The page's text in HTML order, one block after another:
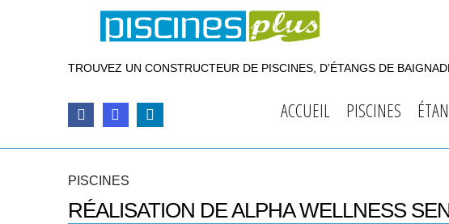
TROUVEZ UN CONSTRUCTEUR DE PISCINES, D'ÉTANGS DE
ACCUEIL PISCINES
PISCINES
RÉALISATION DE ALPHA WELLNESS